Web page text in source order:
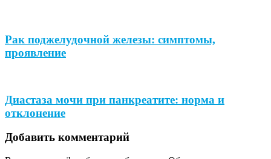
Рак поджелудочной железы: симптомы,
проявление
Диастаза мочи при панкреатите: норма и
отклонение
Добавить комментарий